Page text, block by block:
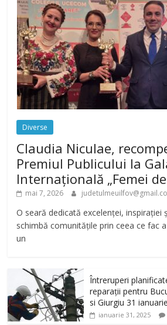
Diverse
Claudia Niculae,
Premiul Publicului la
Internațională „Femei de
mai 7, 2026
O seară dedicată excelenței, inspirației
schimbă comunitățile prin ceea ce fac
un
Întreruperi
reparații pentru
si Giurgiu 31
ianuarie 31, 2025